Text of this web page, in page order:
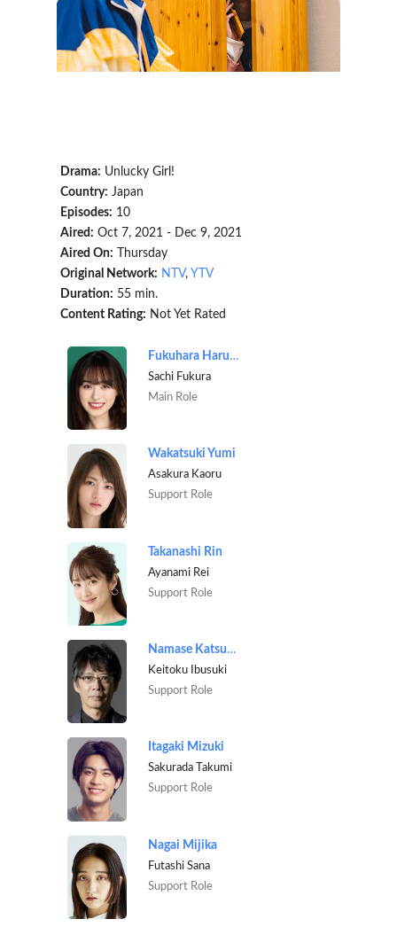
Drama: Unlucky Girl!
Country: Japan
Episodes: 10
Aired: Oct 7, 2021 - Dec 9, 2021
Aired On:
Thursday
Original Network: NTV, YTV
Duration: 55 min.
Content Rating: Not Yet Rated
Fukuhara Haruka
Sachi Fukura
Main Role
Wakatsuki Yumi
Asakura Kaoru
Support Role
Takanashi Rin
Ayanami Rei
Support Role
Namase Katsuhisa
Keitoku Ibusuki
Support Role
Itagaki Mizuki
Sakurada Takumi
Support Role
Nagai Mijika
Futashi Sana
Support Role